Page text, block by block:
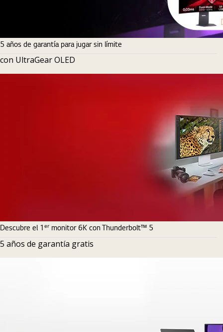
5 años de garantía para jugar sin límite
con UltraGear OLED
Descubre el 1ᵉʳ monitor 6K con Thunderbolt™ 5
5 años de garantía gratis